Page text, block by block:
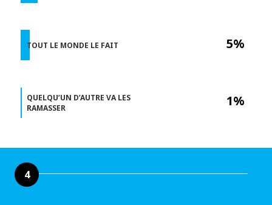
5%
1%
TOUT LE MONDE LE FAIT
QUELQU’UN D’AUTRE VA LES
RAMASSER
4